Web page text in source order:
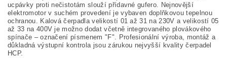
ucpávky proti nečistotám slouží přídavné gufero. Nejnovější
elektromotor v suchém provedení je vybaven doplňkovou tepelnou
ochranou. Kalová čerpadla velikostí 01 až 31 na 230V a velikostí 05
až 33 na 400V je možno dodat včetně integrovaného plovákového
spínače – označení písmenem "F". Profesionální výroba, montáž a
důkladná výstupní kontrola jsou zárukou nejvyšší kvality čerpadel
HCP.